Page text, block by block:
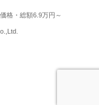
格・総額6.9万円～